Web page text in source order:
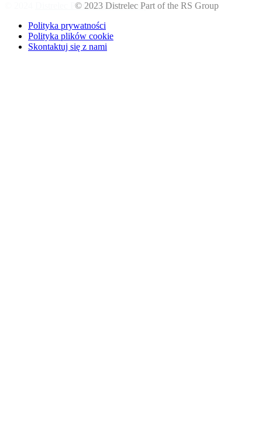
Distrelec Part of the RS Group
Polityka prywatności
Polityka plików cookie
Skontaktuj się z nami